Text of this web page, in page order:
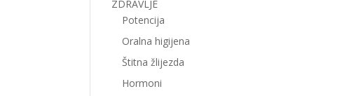
ZDRAVLJE
Potencija
Oralna higijena
Štitna žlijezda
Hormoni